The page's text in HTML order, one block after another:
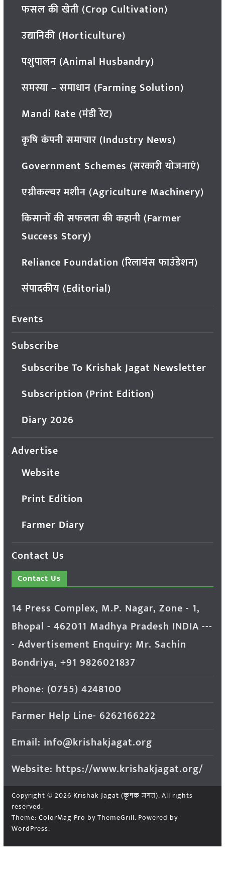
फसल की खेती (Crop Cultivation)
उद्यानिकी (Horticulture)
पशुपालन (Animal Husbandry)
समस्या – समाधान (Farming Solution)
Mandi Rate (मंडी रेट)
कृषि कंपनी समाचार (Industry News)
Government Schemes (सरकारी योजनाएं)
एग्रीकल्चर मशीन (Agriculture Machinery)
किसानों की सफलता की कहानी (Farmer
Success Story)
Reliance Foundation (रिलायंस फाउंडेशन)
संपादकीय (Editorial)
Events
Subscribe
Subscribe To Krishak Jagat Newsletter
Subscription (Print Edition)
Diary 2026
Advertise
Website
Print Edition
Farmer Diary
Contact Us
Contact Us
14 Press Complex, M.P. Nagar, Zone - 1,
Bhopal - 462011 Madhya Pradesh INDIA ---
- Advertisement Enquiry: Mr. Sachin
Bondriya, +91 9826021837
Phone: (0755) 4248100
Farmer Help Line- 6262166222
Email: info@krishakjagat.org
Website: https://www.krishakjagat.org/
Copyright © 2026 Krishak Jagat (कृषक जगत). All rights
reserved.
Theme: ColorMag Pro by ThemeGrill. Powered by
WordPress.